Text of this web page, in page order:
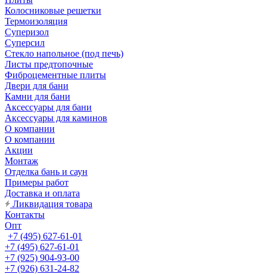
Колосниковые решетки
Термоизоляция
Суперизол
Суперсил
Стекло напольное (под печь)
Листы предтопочные
Фиброцементные плиты
Двери для бани
Камни для бани
Аксессуары для бани
Аксессуары для каминов
О компании
О компании
Акции
Монтаж
Отделка бань и саун
Примеры работ
Доставка и оплата
Ликвидация товара
Контакты
Опт
+7 (495) 627-61-01
+7 (495) 627-61-01
+7 (925) 904-93-00
+7 (926) 631-24-82